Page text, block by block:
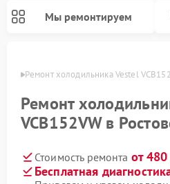
Мы ремонтируем
Ремонт холодильника Vestel
Ремонт
VCB152VW в
Стоимость ремонта от
Бесплатная